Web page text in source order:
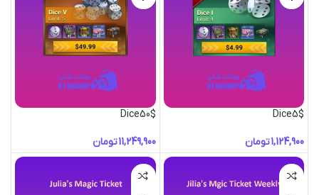
Dice5$
تومان
Dice50$
تومان